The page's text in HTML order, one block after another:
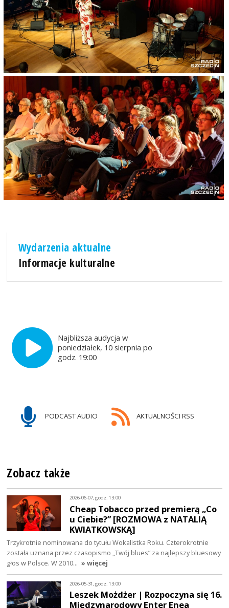
Wydarzenia aktualne
Informacje kulturalne
Najbliższa audycja w
poniedziałek, 10 sierpnia po
godz. 19:00
PODCAST AUDIO AKTUALNOŚCI RSS
Zobacz także
2026-06-07, godz. 13:00
Cheap Tobacco przed premierą „Co
u Ciebie?” [ROZMOWA z NATALIĄ
KWIATKOWSKĄ]
Trzykrotnie nominowana do tytułu Wokalistka Roku. Czterokrotnie
została uznana przez czasopismo „Twój blues” za najlepszy bluesowy
głos w Polsce. W 2010… » więcej
2026-05-31, godz. 13:00
Leszek Możdżer | Rozpoczyna się 16.
Międzynarodowy Enter Enea